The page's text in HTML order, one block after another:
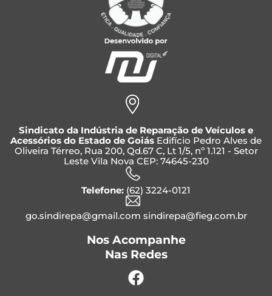
Sindicato da Indústria de Reparação de Veículos e
Acessórios do Estado de Goiás Edifício Pedro Alves de
Oliveira Térreo, Rua 200, Qd.67 C, Lt 1/5, nº 1.121 - Setor
Leste Vila Nova CEP: 74645-230
Telefone: (62) 3224-0121
go.sindirepa@gmail.com sindirepa@fieg.com.br
Nos Acompanhe
Nas Redes
Facebook
Instagram
Whatsapp